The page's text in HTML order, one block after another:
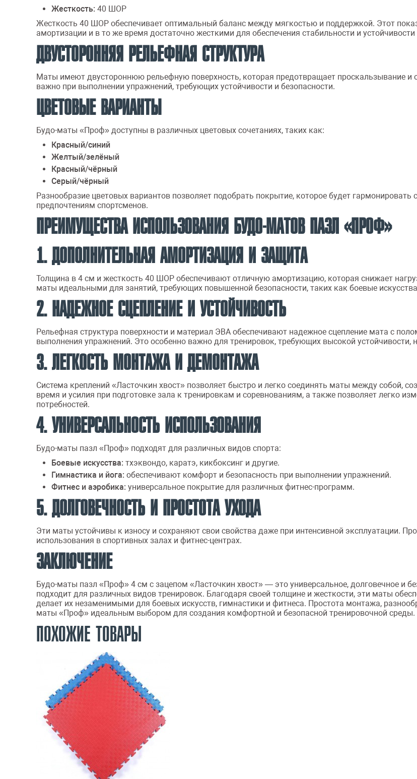
Жесткость: 40 ШОР
Жесткость 40 ШОР обеспечивает оптимальный баланс между мягкостью и поддержкой. Этот
амортизации и в то же время достаточно жесткими для обеспечения стабильности и
ДВУСТОРОННЯЯ РЕЛЬЕФНАЯ СТРУКТУРА
Маты имеют двустороннюю рельефную поверхность, которая предотвращает проскальзывание и
важно при выполнении упражнений, требующих устойчивости и безопасности.
ЦВЕТОВЫЕ ВАРИАНТЫ
Будо-маты «Проф» доступны в различных цветовых сочетаниях, таких как:
Красный/синий
Желтый/зелёный
Красный/чёрный
Серый/чёрный
Разнообразие цветовых вариантов позволяет подобрать покрытие, которое будет гармонировать
предпочтениям спортсменов.
ПРЕИМУЩЕСТВА ИСПОЛЬЗОВАНИЯ БУДО-МАТОВ ПАЗЛ «ПРОФ»
1. ДОПОЛНИТЕЛЬНАЯ АМОРТИЗАЦИЯ И ЗАЩИТА
Толщина в 4 см и жесткость 40 ШОР обеспечивают отличную амортизацию, которая снижает
маты идеальными для занятий, требующих повышенной безопасности, таких как боевые
2. НАДЕЖНОЕ СЦЕПЛЕНИЕ И УСТОЙЧИВОСТЬ
Рельефная структура поверхности и материал ЭВА обеспечивают надежное сцепление мата с
выполнения упражнений. Это особенно важно для тренировок, требующих высокой устойчивости,
3. ЛЕГКОСТЬ МОНТАЖА И ДЕМОНТАЖА
Система креплений «Ласточкин хвост» позволяет быстро и легко соединять маты между собой,
время и усилия при подготовке зала к тренировкам и соревнованиям, а также позволяет легко
потребностей.
4. УНИВЕРСАЛЬНОСТЬ ИСПОЛЬЗОВАНИЯ
Будо-маты пазл «Проф» подходят для различных видов спорта:
Боевые искусства: тхэквондо, каратэ, кикбоксинг и другие.
Гимнастика и йога: обеспечивают комфорт и безопасность при выполнении упражнений.
Фитнес и аэробика: универсальное покрытие для различных фитнес-программ.
5. ДОЛГОВЕЧНОСТЬ И ПРОСТОТА УХОДА
Эти маты устойчивы к износу и сохраняют свои свойства даже при интенсивной эксплуатации.
использования в спортивных залах и фитнес-центрах.
ЗАКЛЮЧЕНИЕ
Будо-маты пазл «Проф» 4 см с зацепом «Ласточкин хвост» — это универсальное, долговечное и
подходит для различных видов тренировок. Благодаря своей толщине и жесткости, эти маты
делает их незаменимыми для боевых искусств, гимнастики и фитнеса. Простота монтажа,
маты «Проф» идеальным выбором для создания комфортной и безопасной тренировочной среды.
ПОХОЖИЕ ТОВАРЫ